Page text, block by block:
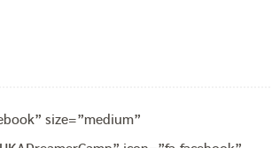
size=”medium”